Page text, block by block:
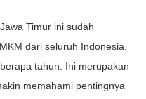
Timur ini sudah
dari seluruh Indonesia,
tahun. Ini merupakan
memahami pentingnya